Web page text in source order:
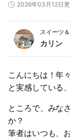
2026年03月12日
スイーツ
カリン
こんにちは！年
と実感している
ところで、みな
か？
筆者はいつも、